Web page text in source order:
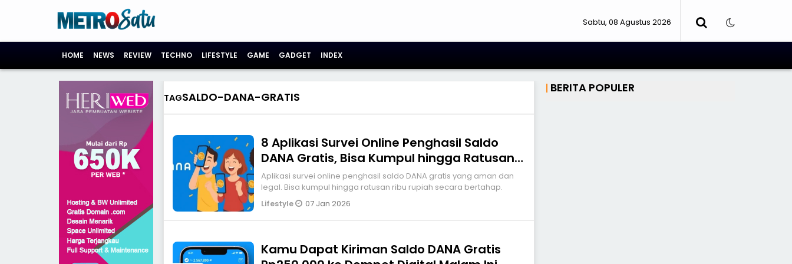
Sabtu, 08 Agustus 2026
HOME NEWS REVIEW TECHNO LIFESTYLE GAME GADGET INDEX
TAGSALDO-DANA-GRATIS
8 Aplikasi Survei Online Penghasil Saldo
DANA Gratis, Bisa Kumpul hingga Ratusan
Ribu
Aplikasi survei online penghasil saldo DANA gratis yang aman dan
legal. Bisa kumpul hingga ratusan ribu rupiah secara bertahap.
Lifestyle 07 Jan 2026
Kamu Dapat Kiriman Saldo DANA Gratis
BERITA POPULER